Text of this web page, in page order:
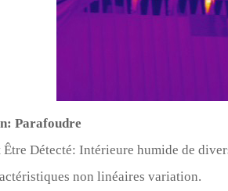
Parafoudre
Être Détecté: Intérieure humide de
non linéaires variation.